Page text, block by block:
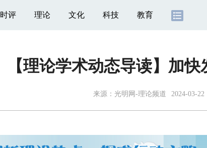
时评 理论 文化 科技 教育
【理论学术动态导读】加
来源： 光明网-理论频道 2024-03-22